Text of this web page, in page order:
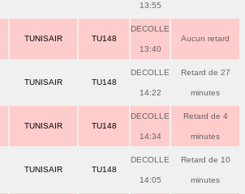
13:55
TUNISAIR TU148
DECOLLE
13:40
Aucun retard
TUNISAIR TU148
DECOLLE
14:22
Retard de 27
minutes
TUNISAIR TU148
DECOLLE
14:34
Retard de 4
minutes
TUNISAIR TU148
DECOLLE
14:05
Retard de 10
minutes